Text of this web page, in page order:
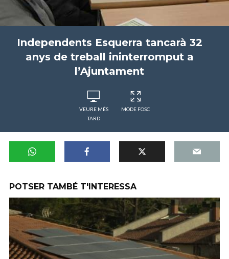
Independents Esquerra tancarà 32
anys de treball ininterromput a
l’Ajuntament
VEURE MÉS
TARD
MODE FOSC
POTSER TAMBÉ T'INTERESSA